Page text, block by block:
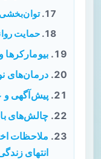
حمایت
بیومارکرها
درمان‌های
پیش‌آگهی و
چالش‌های
ملاحظات
انتهای